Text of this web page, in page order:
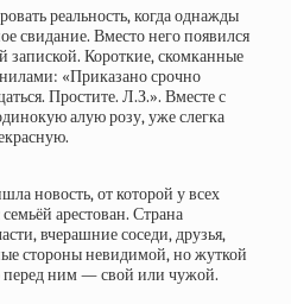
реальность, когда однажды
свидание. Вместо него появился
Короткие, скомканные
«Приказано срочно
Простите. Л.З.». Вместе с
алую розу, уже слегка
новость, от которой у всех
арестован. Страна
вчерашние соседи, друзья,
стороны невидимой, но жуткой
перед ним — свой или чужой.